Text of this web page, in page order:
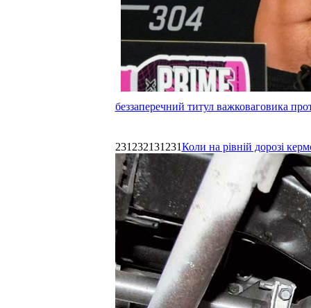
беззаперечний титул важковаговика
231232131231Коли на рівній дорозі